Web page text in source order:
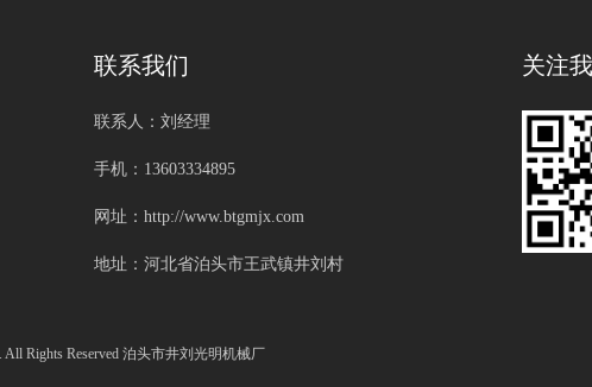
联系我们
联系人：刘经理
手机：13603334895
网址：http://www.btgmjx.com
地址：河北省泊头市王武镇井刘村
关注
All Rights Reserved 泊头市井刘光明机械厂